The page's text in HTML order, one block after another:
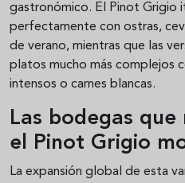
gastronómico. El Pinot Grigio
perfectamente con ostras,
de verano, mientras que las
platos mucho más complejos
intensos o carnes blancas.
Las bodegas
el Pinot Grigio
La expansión global de esta